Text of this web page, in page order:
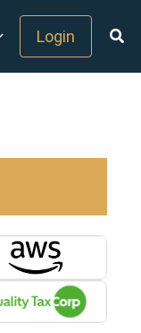
Login